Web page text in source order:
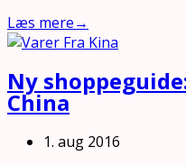
Læs mere→
Ny
China
1. aug 2016